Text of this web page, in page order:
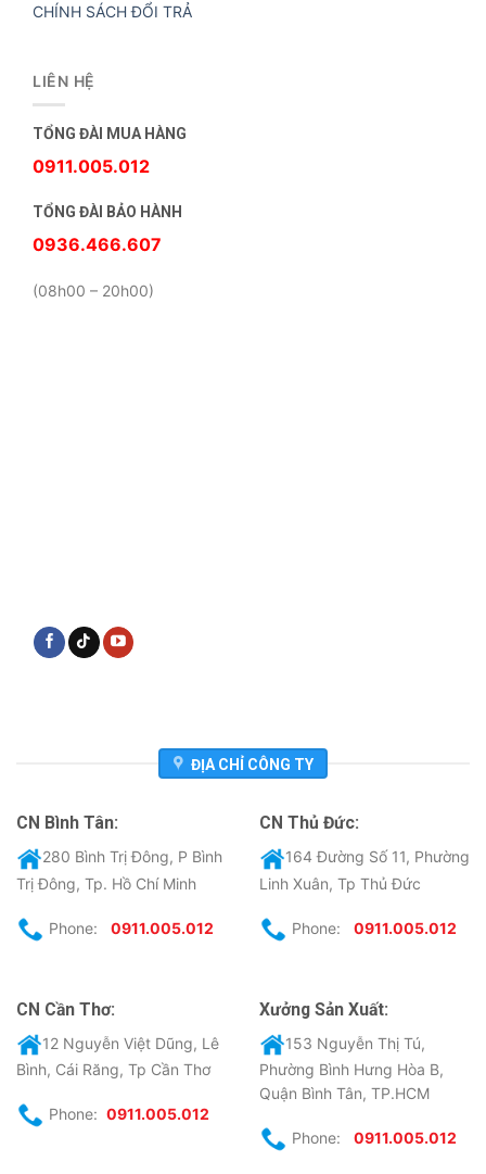
CHÍNH SÁCH ĐỔI TRẢ
LIÊN HỆ
TỔNG ĐÀI MUA HÀNG
0911.005.012
TỔNG ĐÀI BẢO HÀNH
0936.466.607
(08h00 – 20h00)
ĐỊA CHỈ CÔNG TY
CN Bình Tân:
280 Bình Trị Đông, P Bình
Trị Đông, Tp. Hồ Chí Minh
Phone: 0911.005.012
CN Thủ Đức:
164 Đường Số 11, Phường
Linh Xuân, Tp Thủ Đức
Phone: 0911.005.012
CN Cần Thơ:
12 Nguyễn Việt Dũng, Lê
Bình, Cái Răng, Tp Cần Thơ
Phone: 0911.005.012
Xưởng Sản Xuất:
153 Nguyễn Thị Tú,
Phường Bình Hưng Hòa B,
Quận Bình Tân, TP.HCM
Phone: 0911.005.012